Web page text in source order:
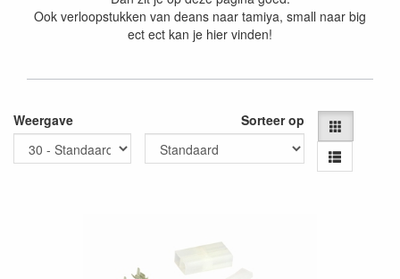
Ook verloopstukken van deans naar tamiya, small naar big
ect ect kan je hier vinden!
Weergave Sorteer op